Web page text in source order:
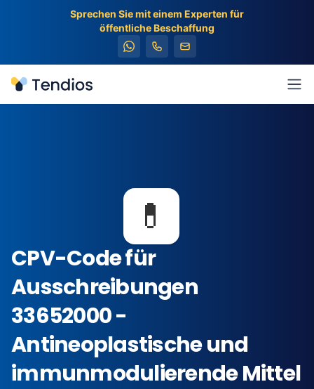
Sprechen Sie mit einem Experten für
öffentliche Beschaffung
Tendios
💊
CPV-Code für
Ausschreibungen
33652000 -
Antineoplastische und
immunmodulierende Mittel